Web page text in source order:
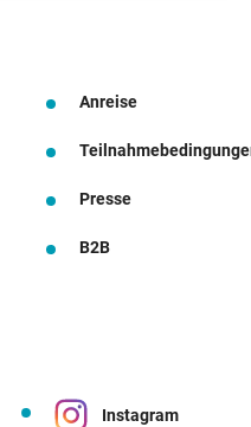
Anreise
Presse
B2B
Instagram